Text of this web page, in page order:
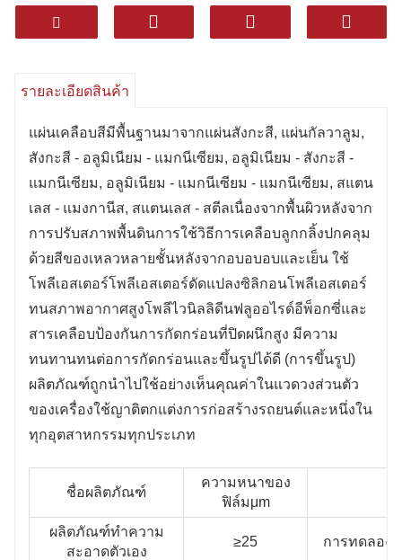
หลังจากอบอบอบและเย็น ใช้โพลีเอสเตอร์
โพลีเอสเตอร์ดัดแปลงซิลิกอนโพลีเอสเตอร์
อีพ็อกซี่และสารเคลือบ ป้องกันการกัดกร่อนที่
ปิดผนึกสูง
มีความทนทานที่ดีเยี่ยมทนต่อการกัดกร่อน
และขึ้นรูปได้ ดีเยี่ยม (การขึ้นรูป)
ผลิตภัณฑ์ที่ใช้กันอย่างแพร่หลายในเครื่องใช้
ในครัวเรือนการตกแต่งการก่อสร้างยานยนต์
และอุตสาหกรรมอื่น ๆ
รายละเอียดสินค้า
แผ่นเคลือบสีมีพื้นฐานมาจากแผ่นสังกะสี, แผ่นกัลวาลูม,
สังกะสี - อลูมิเนียม - แมกนีเซียม, อลูมิเนียม - สังกะสี -
แมกนีเซียม, อลูมิเนียม - แมกนีเซียม - แมกนีเซียม, สแตน
เลส - แมงกานีส, สแตนเลส - สตีลเนื่องจากพื้นผิวหลังจาก
การปรับสภาพพื้นดินการใช้วิธีการเคลือบลูกกลิ้งปกคลุม
ด้วยสีของเหลวหลายชั้นหลังจากอบอบอบและเย็น ใช้
โพลีเอสเตอร์โพลีเอสเตอร์ดัดแปลงซิลิกอนโพลีเอสเตอร์
ทนสภาพอากาศสูงโพลีไวนิลลิดีนฟลูออไรด์อีพ็อกซี่และ
สารเคลือบป้องกันการกัดกร่อนที่ปิดผนึกสูง มีความ
ทนทานทนต่อการกัดกร่อนและขึ้นรูปได้ดี (การขึ้นรูป)
ผลิตภัณฑ์ถูกนําไปใช้อย่างเห็นคุณค่าในแวดวงส่วนตัว
ของเครื่องใช้ญาติตกแต่งการก่อสร้างรถยนต์และหนึ่งใน
ทุกอุตสาหกรรมทุกประเภท
ชื่อผลิตภัณฑ์
ความหนาของ
ฟิล์มμm
ผลิตภัณฑ์ทําความ
สะอาดตัวเอง
≥25 การทดลอง